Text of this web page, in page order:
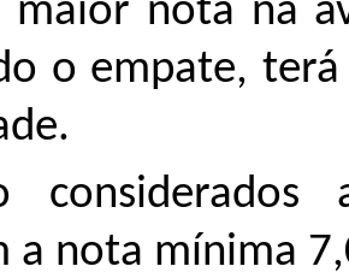
maior nota na
o empate,
considerados
a nota mínima